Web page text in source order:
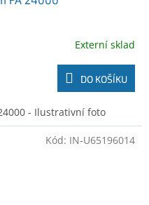
Externí sklad
DO KOŠÍKU
- Ilustrativní foto
Kód: IN-U65196014